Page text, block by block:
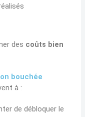
des coûts bien
bouchée
à :
de débloquer le